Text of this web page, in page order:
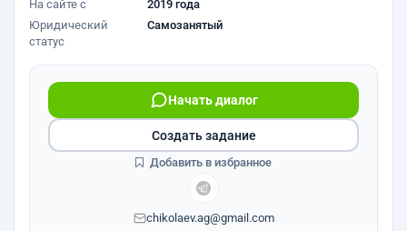
На сайте с
2019 года
Юридический
статус
Самозанятый
Начать диалог
chikolaev.ag@gmail.com
Создать задание
Добавить в избранное